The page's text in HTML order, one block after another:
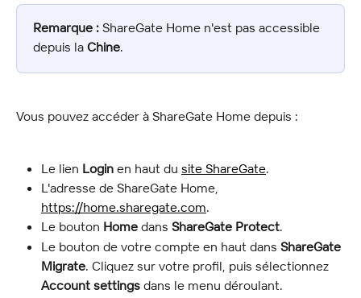
Remarque : ShareGate Home n'est pas accessible
depuis la Chine.
Vous pouvez accéder à ShareGate Home depuis :
Le lien Login en haut du site ShareGate.
L'adresse de ShareGate Home,
https://home.sharegate.com.
Le bouton Home dans ShareGate Protect.
Le bouton de votre compte en haut dans ShareGate
Migrate. Cliquez sur votre profil, puis sélectionnez
Account settings dans le menu déroulant.